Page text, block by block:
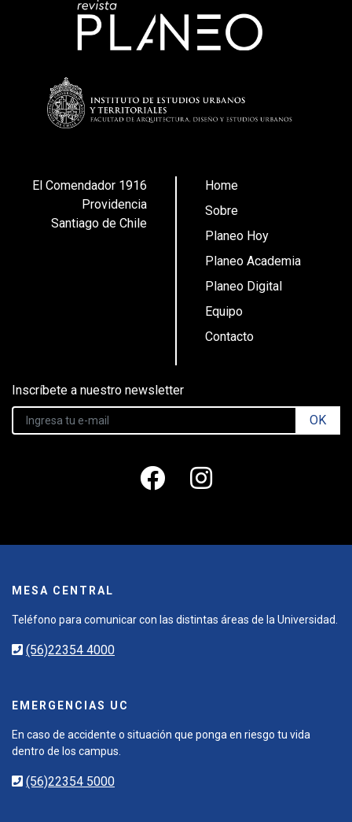
El Comendador 1916
Providencia
Santiago de Chile
Home
Sobre
Planeo Hoy
Planeo Academia
Planeo Digital
Equipo
Contacto
Inscríbete a nuestro newsletter
OK
MESA CENTRAL
Teléfono para comunicar con las distintas áreas de la Universidad.
(56)22354 4000
EMERGENCIAS UC
En caso de accidente o situación que ponga en riesgo tu vida
dentro de los campus.
(56)22354 5000